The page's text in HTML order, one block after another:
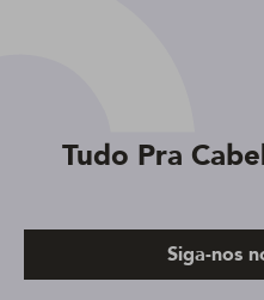
Tudo Pra
Siga-nos